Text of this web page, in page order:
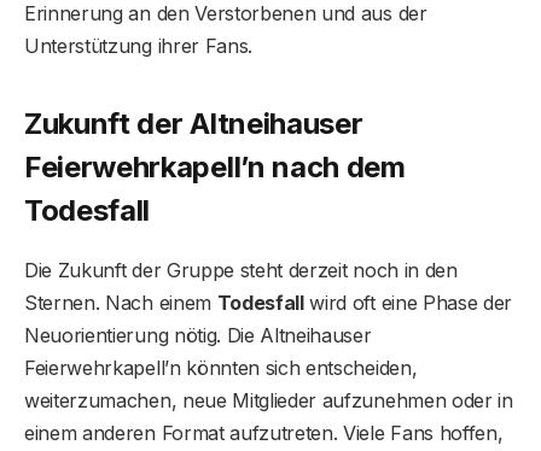
Erinnerung an den Verstorbenen und aus der
Unterstützung ihrer Fans.
Zukunft der Altneihauser
Feierwehrkapell’n nach dem
Todesfall
Die Zukunft der Gruppe steht derzeit noch in den
Sternen. Nach einem Todesfallwird oft eine Phase der
Neuorientierung nötig. Die Altneihauser
Feierwehrkapell’n könnten sich entscheiden,
weiterzumachen, neue Mitglieder aufzunehmen oder in
einem anderen Format aufzutreten. Viele Fans hoffen,